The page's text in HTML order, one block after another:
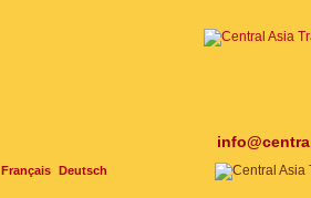
Français Deutsch